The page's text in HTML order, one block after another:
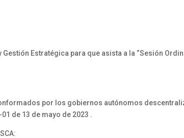
Estratégica para que asista a la “Sesión
por los gobiernos autónomos
de 13 de mayo de 2023 .